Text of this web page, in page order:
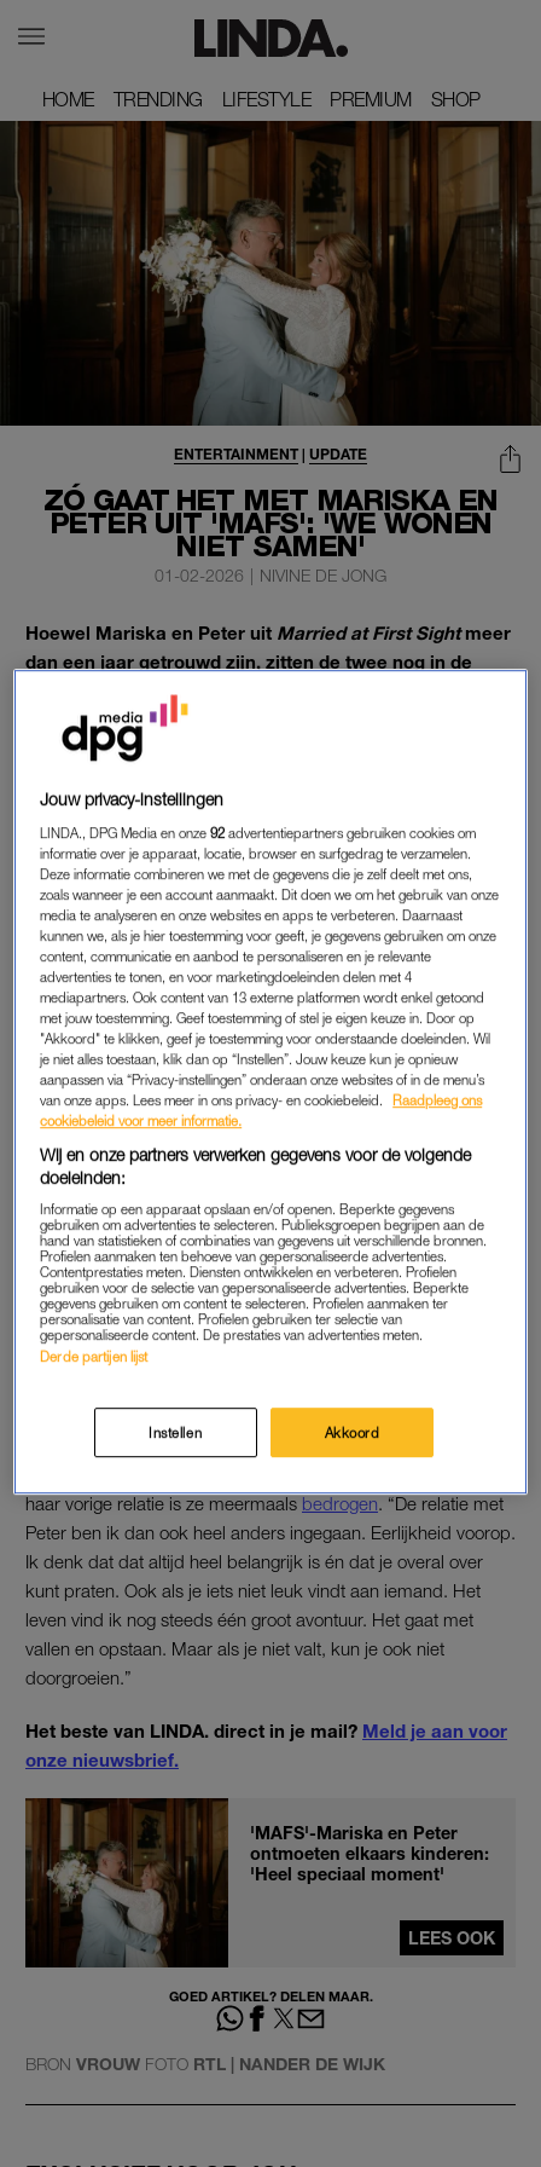
HOME
HOME TRENDING
TRENDING LIFESTYLE
LIFESTYLE PREMIUM
PREMIUM SHOP
SHOP
ZÓ GAAT HET MET MARISKA EN
PETER UIT 'MAFS': 'WE WONEN
NIET SAMEN'
ENTERTAINMENT | UPDATE
01-02-2026 | NIVINE DE JONG
Hoewel Mariska en Peter uit Married at First Sightmeer
dan een jaar getrouwd zijn, zitten de twee nog in de
verkenningsfase. Dat vertelt Mariska aan
“We zijn elkaar nog steeds aan het leren kennen.”
MARISKA EN PETER
InMarried at First Sight zijn Mariska en Peter in het
huwelijksbootje gestapt. Toch doen ze het verder rustig aan.
“Door het programma begin je je relatie in omgekeerde
volgorde. We hebben nu dus eigenlijk gewoonéén en een
kwart jaar verkering. We wonen ook niet samen. Peter woont
nog steeds in Noordwijk en ik in Tilburg.”
Ze zien hun huwelijksdag als hun eerste date. “Zo moet je dat
zien, anders sta je er niet relaxed in. Het is grappig, mensen
zeggen dan tegen mij over onze relatie: ‘Succes, hè.’ En dan
je nou in het leven? Je weet toch nooit precies hoe het loopt?”
Hinke en Giovanni uit 'MAFS'
zetten een nieuwe stap in hun
huwelijk: 'Misschien hadden
jullie al een vermoeden'
LEES OOK
RUSTIG AAN
haar vorige relatie is ze meermaalsbedrogen. “De relatie met
Peter ben ik dan ook heel anders ingegaan. Eerlijkheid voorop.
Ik denk dat dat altijd heel belangrijk is én dat je overal over
kunt praten. Ook als je iets niet leuk vindt aan iemand. Het
leven vind ik nog steeds één groot avontuur. Het gaat met
vallen en opstaan. Maar als je niet valt, kun je ook niet
doorgroeien.”
Het beste van LINDA. direct in je mail? Meld je aan voor
onze nieuwsbrief.
'MAFS'-Mariska en Peter
ontmoeten elkaars kinderen:
'Heel speciaal moment'
LEES OOK
GOED ARTIKEL? DELEN MAAR.
BRON VROUW FOTO RTL | NANDER DE WIJK
Jouw privacy-instellingen
LINDA., DPG Media en onze92 advertentiepartners gebruiken cookies om
informatie over je apparaat, locatie, browser en surfgedrag te verzamelen.
Deze informatie combineren we met de gegevens die je zelf deelt met ons,
zoals wanneer je een account aanmaakt. Dit doen we om het gebruik van onze
media te analyseren en onze websites en apps te verbeteren. Daarnaast
kunnen we, als je hier toestemming voor geeft, je gegevens gebruiken om onze
content, communicatie en aanbod te personaliseren en je relevante
advertenties te tonen, en voor marketingdoeleinden delen met 4
mediapartners. Ook content van 13 externe platformen wordt enkel getoond
met jouw toestemming. Geef toestemming of stel je eigen keuze in. Door op
"Akkoord" te klikken, geef je toestemming voor onderstaande doeleinden. Wil
je niet alles toestaan, klik dan op “Instellen”. Jouw keuze kun je opnieuw
aanpassen via “Privacy-instellingen” onderaan onze websites of in de menu’s
van onze apps. Lees meer in ons privacy- en cookiebeleid.
Raadpleeg ons
cookiebeleid voor meer informatie.
Wij en onze partners verwerken gegevens voor de volgende
doeleinden:
Informatie op een apparaat opslaan en/of openen. Beperkte gegevens
gebruiken om advertenties te selecteren. Publieksgroepen begrijpen aan de
hand van statistieken of combinaties van gegevens uit verschillende bronnen.
Profielen aanmaken ten behoeve van gepersonaliseerde advertenties.
Contentprestaties meten. Diensten ontwikkelen en verbeteren. Profielen
gebruiken voor de selectie van gepersonaliseerde advertenties. Beperkte
gegevens gebruiken om content te selecteren. Profielen aanmaken ter
personalisatie van content. Profielen gebruiken ter selectie van
gepersonaliseerde content. De prestaties van advertenties meten.
Derde partijen lijst
Instellen Akkoord